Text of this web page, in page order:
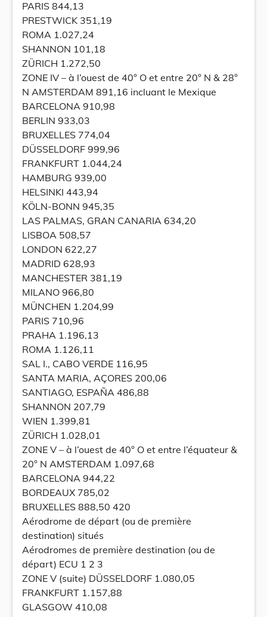
PARIS 844,13
PRESTWICK 351,19
ROMA 1.027,24
SHANNON 101,18
ZÜRICH 1.272,50
ZONE IV – à l’ouest de 40° O et entre 20° N & 28°
N AMSTERDAM 891,16 incluant le Mexique
BARCELONA 910,98
BERLIN 933,03
BRUXELLES 774,04
DÜSSELDORF 999,96
FRANKFURT 1.044,24
HAMBURG 939,00
HELSINKI 443,94
KÖLN-BONN 945,35
LAS PALMAS, GRAN CANARIA 634,20
LISBOA 508,57
LONDON 622,27
MADRID 628,93
MANCHESTER 381,19
MILANO 966,80
MÜNCHEN 1.204,99
PARIS 710,96
PRAHA 1.196,13
ROMA 1.126,11
SAL I., CABO VERDE 116,95
SANTA MARIA, AÇORES 200,06
SANTIAGO, ESPAÑA 486,88
SHANNON 207,79
WIEN 1.399,81
ZÜRICH 1.028,01
ZONE V – à l’ouest de 40° O et entre l’équateur &
20° N AMSTERDAM 1.097,68
BARCELONA 944,22
BORDEAUX 785,02
BRUXELLES 888,50 420
Aérodrome de départ (ou de première
destination) situés
Aérodromes de première destination (ou de
départ) ECU 1 2 3
ZONE V (suite) DÜSSELDORF 1.080,05
FRANKFURT 1.157,88
GLASGOW 410,08